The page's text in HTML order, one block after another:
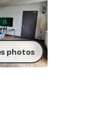
photos